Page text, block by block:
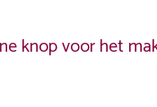
knop voor het